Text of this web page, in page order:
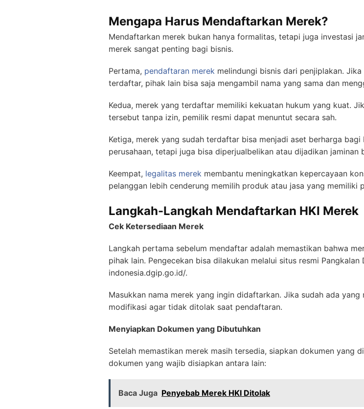
Mengapa Harus Mendaftarkan Merek?
Mendaftarkan merek bukan hanya formalitas, tetapi juga investasi
merek sangat penting bagi bisnis.
Pertama, pendaftaran merek melindungi bisnis dari penjiplakan.
terdaftar, pihak lain bisa saja mengambil nama yang sama dan
Kedua, merek yang terdaftar memiliki kekuatan hukum yang kuat.
tersebut tanpa izin, pemilik resmi dapat menuntut secara sah.
Ketiga, merek yang sudah terdaftar bisa menjadi aset berharga
perusahaan, tetapi juga bisa diperjualbelikan atau dijadikan jaminan
Keempat, legalitas merek membantu meningkatkan kepercayaan
pelanggan lebih cenderung memilih produk atau jasa yang memiliki
Langkah-Langkah Mendaftarkan HKI Merek
Cek Ketersediaan Merek
Langkah pertama sebelum mendaftar adalah memastikan bahwa
pihak lain. Pengecekan bisa dilakukan melalui situs resmi
indonesia.dgip.go.id/.
Masukkan nama merek yang ingin didaftarkan. Jika sudah ada
modifikasi agar tidak ditolak saat pendaftaran.
Menyiapkan Dokumen yang Dibutuhkan
Setelah memastikan merek masih tersedia, siapkan dokumen yang
dokumen yang wajib disiapkan antara lain:
Baca Juga Penyebab Merek HKI Ditolak